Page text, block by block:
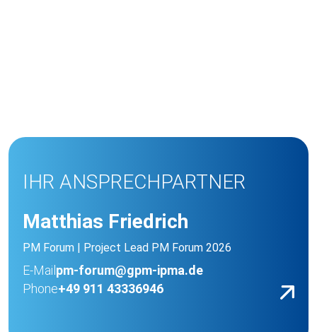
IHR ANSPRECHPARTNER
Matthias Friedrich
PM Forum | Project Lead PM Forum 2026
E-Mail pm-forum@gpm-ipma.de
Phone+49 911 43336946